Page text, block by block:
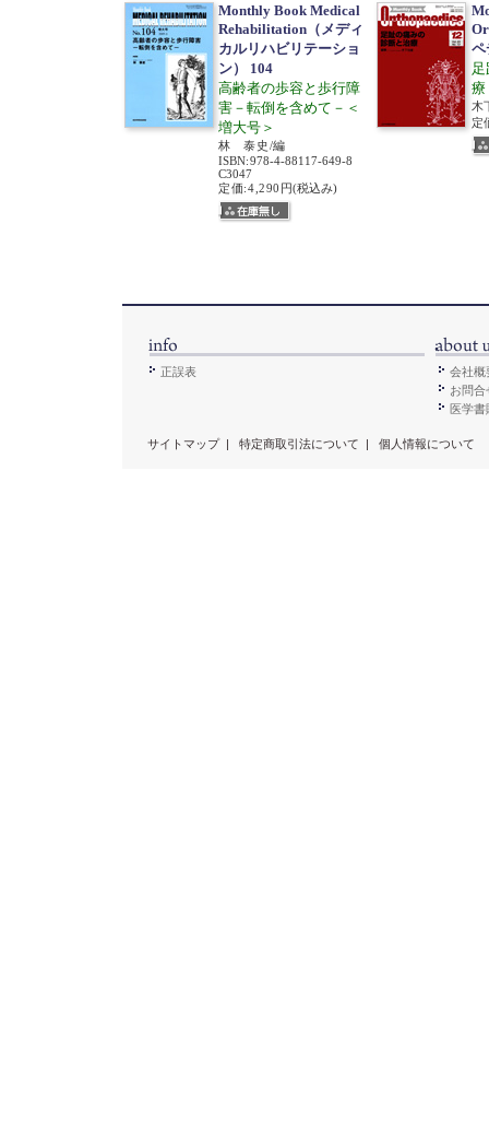
Monthly Book Medical
Rehabilitation（メディ
カルリハビリテーショ
ン） 104
高齢者の歩容と歩行障
害－転倒を含めて－＜
増大号＞
林 泰史/編
ISBN:978-4-88117-649-8
C3047
定価:4,290円(税込み)
ペ
療
木
定
正誤表
会社概
お問合
医学
サイトマップ| 特定商取引法について | 個人情報について